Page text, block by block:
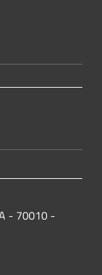
- 70010 -